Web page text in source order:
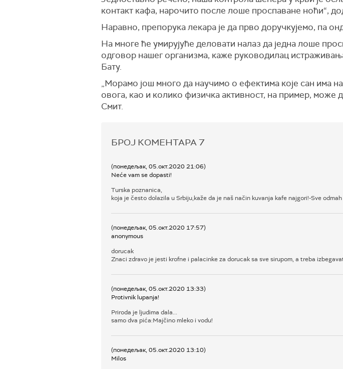
контакт кафа, нарочито после лоше проспаване ноћи“,
Наравно, препорука лекара је да прво доручкујемо, па
На многе ће умирујуће деловати налаз да једна лоше
одговор нашег организма, каже руководилац
Бату.
„Морамо још много да научимо о ефектима које сан има
овога, као и колико физичка активност, на пример, може
Смит.
БРОЈ КОМЕНТАРА7
(понедељак, 05.окт.2020 21:06)
Neće vam se dopasti!
Turska poznanica,
koja je često dolazila u Srbiju,kaže da je naš način kuvanja kafe najgori!-Sve
(понедељак, 05.окт.2020 17:57)
anonymous
dorucak
Znaci zdravo je jesti krofne i palacinke za dorucak sa sve sirupom, a treba
(понедељак, 05.окт.2020 13:33)
Protivnik lupanja!
Priroda je ljudima dala...
samo dva pića:Majčino mleko i vodu!
(понедељак, 05.окт.2020 13:10)
Milos